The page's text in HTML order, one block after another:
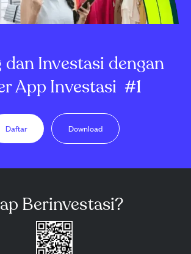
Investasi dengan
App Investasi #1
Daftar Download
Berinvestasi?